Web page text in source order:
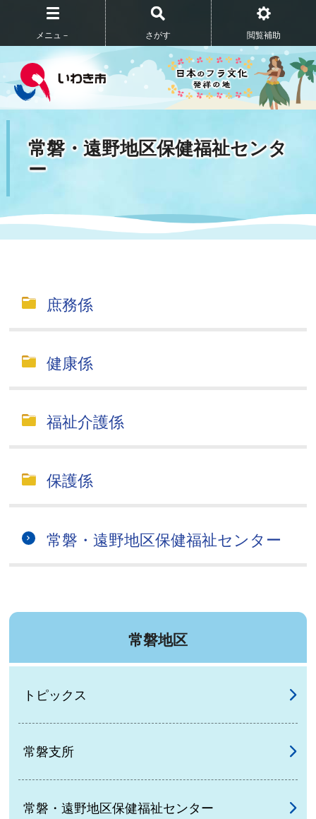
メニュ－ さがす 閲覧補助
常磐・遠野地区保健福祉センタ
ー
庶務係
健康係
福祉介護係
保護係
常磐・遠野地区保健福祉センター
常磐地区
トピックス
常磐支所
常磐・遠野地区保健福祉センター